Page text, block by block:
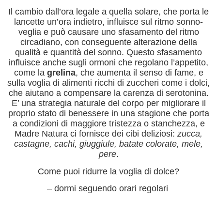
Il cambio dall’ora legale a quella solare, che porta le
lancette un’ora indietro, influisce sul ritmo sonno-
veglia e può causare uno sfasamento del ritmo
circadiano, con conseguente alterazione della
qualità e quantità del sonno. Questo sfasamento
influisce anche sugli ormoni che regolano l’appetito,
come la grelina, che aumenta il senso di fame, e
sulla voglia di alimenti ricchi di zuccheri come i dolci,
che aiutano a compensare la carenza di serotonina.
E’ una strategia naturale del corpo per migliorare il
proprio stato di benessere in una stagione che porta
a condizioni di maggiore tristezza o stanchezza, e
Madre Natura ci fornisce dei cibi deliziosi: zucca,
castagne, cachi, giuggiule, batate colorate, mele,
pere.
Come puoi ridurre la voglia di dolce?
– dormi seguendo orari regolari